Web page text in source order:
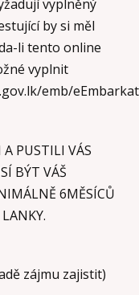
vyplněný
by si měl
li tento online
vyplnit
emb/
PUSTILI VÁS
BÝT VÁŠ
6MĚSÍCŮ
zájmu zajistit)